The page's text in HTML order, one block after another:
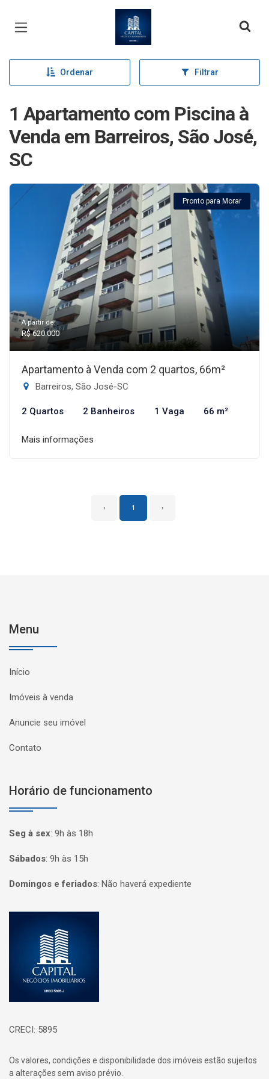
Página inicial
Ordenar Filtrar
1 Apartamento com Piscina à
Venda em Barreiros, São José,
SC
Pronto para Morar
A partir de:
R$ 620.000
Apartamento à Venda com 2 quartos, 66m²
Barreiros, São José-SC
2 Quartos 2 Banheiros 1 Vaga 66 m²
Mais informações
‹ 1 ›
Menu
Início
Imóveis à venda
Anuncie seu imóvel
Contato
Horário de funcionamento
Seg à sex: 9h às 18h
Sábados: 9h às 15h
Domingos e feriados: Não haverá expediente
CRECI: 5895
Os valores, condições e disponibilidade dos imóveis estão sujeitos
a alterações sem aviso prévio.